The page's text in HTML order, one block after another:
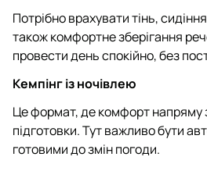
Потрібно врахувати тінь,
також комфортне зберігання
провести день спокійно, без
Кемпінг із ночівлею
Це формат, де комфорт напряму
підготовки. Тут важливо бути
готовими до змін погоди.